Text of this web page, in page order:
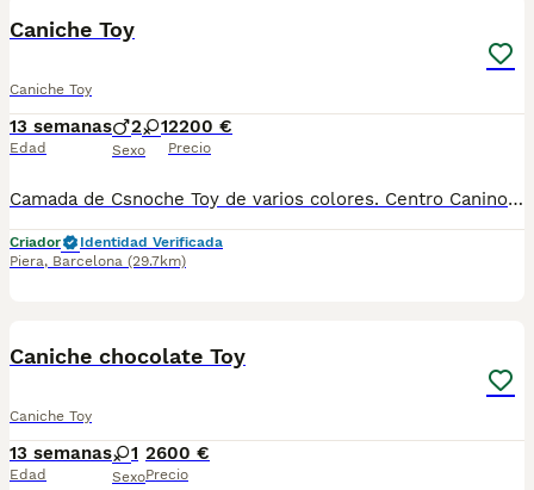
Caniche Toy
Caniche Toy
13 semanas
Edad
2 1
Sexo
2200 €
Precio
Camada de Csnoche Toy de varios colores. Centro Canino Vallbonica es mucho más que un centro de cría , es una familia comprometida con el bienestar animal y la cria responsable, siendo Criadores directos, sin intermediarios, con más de 20 años de experiencia. Apostamos por la cría responsable y una cuidada selección por ello todos nuestros bebés nacen y se crían en nuestras instalaciones , asegurando así un correcto desarrollo y una magnífica socialización, consiguiendo en cada ejemplar un carácter juguetón y extrovertido algo primordial para su adaptación como un miembro más en tu familia . Se entregan con el carnet de vacunas con el plan correspondiente a su edad , desparasitados y microchip implantado y activado en registro de Anicom. Facilitamos junto al cachorro contrato de compra con garantías víricas de 15 días y congénitas de 1 año . Contamos con un gran equipo de profesionales entre los que se encuentran educadores, auxiliares y Veterinarios ofreciendo los controles sanitarios necesarios así como continua vigilancia asegurando su bienestar . Hacemos envíos a toda España con empresa de transporte privado, proporcionando un viaje confortable y ofreciendo las atenciones necesarias a nuestros bebés . Si estás interesado en alguno de nuestros ejemplares solicita información sin compromiso al 722269698 . También atendemos vía WhatsApp . PRECIO REAL ( incluye el IVA) .
Criador
Identidad Verificada
Piera, Barcelona (29.7km)
Caniche chocolate Toy
Caniche Toy
13 semanas
Edad
1
Sexo
2600 €
Precio